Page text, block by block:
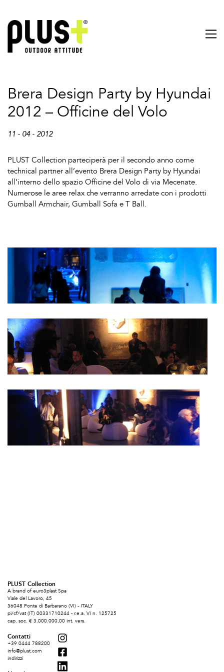
Brera Design Party by Hyundai
2012 – Officine del Volo
11 - 04 - 2012
PLUST Collection parteciperà per il secondo anno come
technical partner all’evento Brera Design Party by Hyundai
all’interno dello spazio Officine del Volo di via Mecenate.
Numerose le aree relax che verranno arredate con i prodotti
Gumball Armchair, Gumball Sofa e T Ball.
PLUST Collection
A brand of euro3plast Spa
Viale del Lavoro, 45
36048 Ponte di Barbarano (VI) - ITALY
pi/cf/vat (IT) 00331710244 - r.e.a. VI n. 125725
cap. soc. € 3.000.000,00 int. vers.
Contatti
+39 0444 788200
info@plust.com
indirizzi